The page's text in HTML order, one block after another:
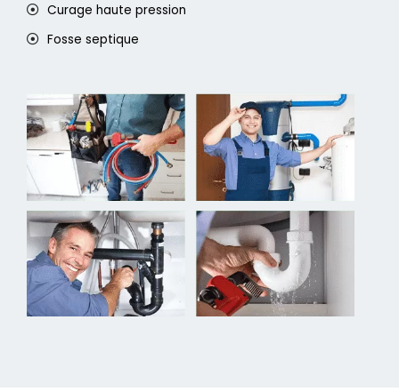
Curage haute pression
Fosse septique